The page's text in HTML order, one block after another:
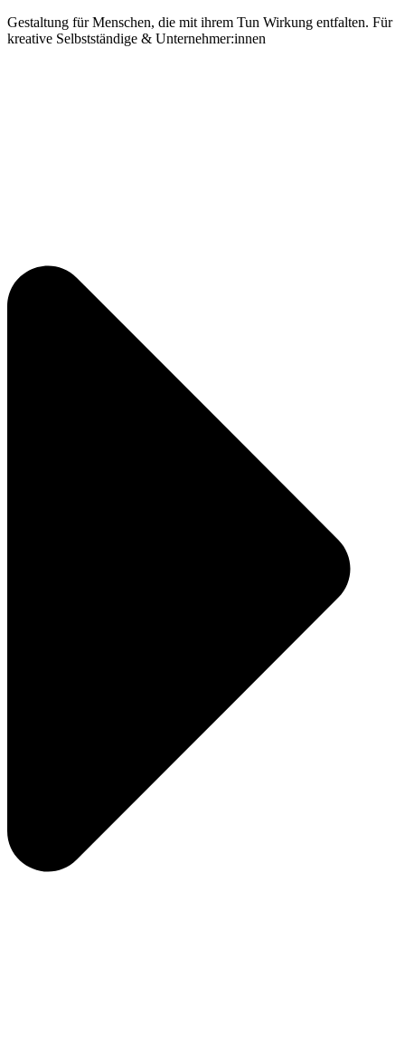
Gestaltung für Menschen, die mit ihrem Tun Wirkung entfalten. Für
kreative Selbstständige & Unternehmer:innen